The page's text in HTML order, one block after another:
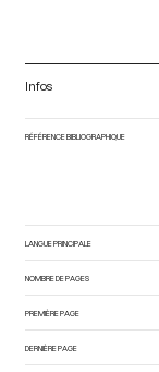
Infos
RÉFÉRENCE BIBLIOGRAPHIQUE
LANGUE PRINCIPALE
NOMBRE DE PAGES
PREMIÈRE PAGE
DERNIÈRE PAGE